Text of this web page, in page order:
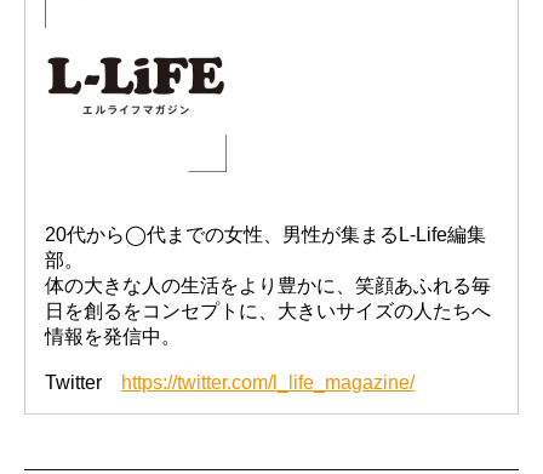
20代から◯代までの女性、男性が集まるL-Life編集
部。
体の大きな人の生活をより豊かに、笑顔あふれる毎
日を創るをコンセプトに、大きいサイズの人たちへ
情報を発信中。
Twitter https://twitter.com/l_life_magazine/